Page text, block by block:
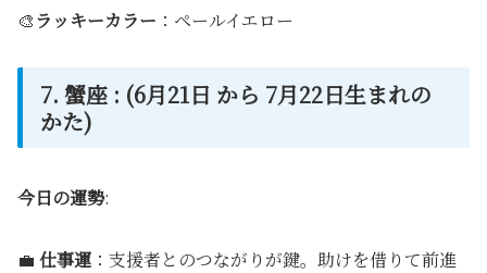
🎨 ラッキーカラー ：ペールイエロー
7. 蟹座 : (6月21日 から 7月22日生まれの
かた)
今日の運勢:
💼 仕事運 ：支援者とのつながりが鍵。助けを借りて前進